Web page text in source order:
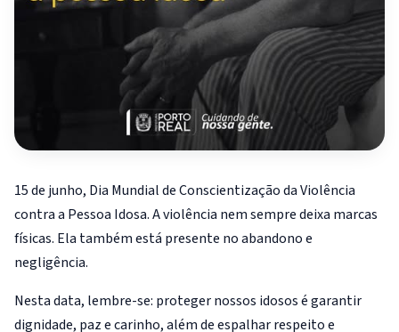
15 de junho, Dia Mundial de Conscientização da Violência
contra a Pessoa Idosa. A violência nem sempre deixa marcas
físicas. Ela também está presente no abandono e
negligência.
Nesta data, lembre-se: proteger nossos idosos é garantir
dignidade, paz e carinho, além de espalhar respeito e